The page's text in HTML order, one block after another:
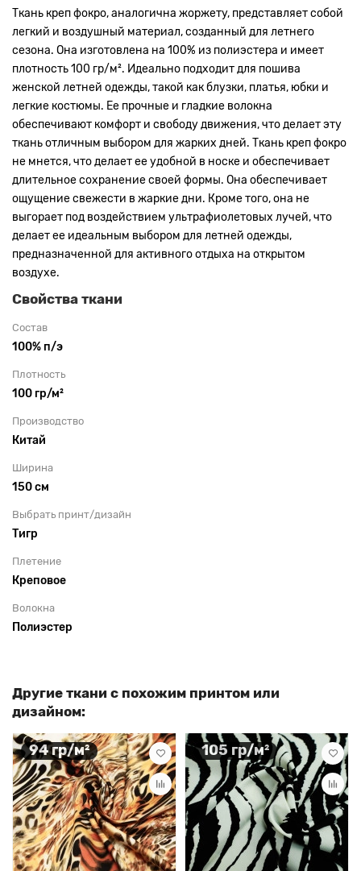
Ткань креп фокро, аналогична жоржету, представляет собой
легкий и воздушный материал, созданный для летнего
сезона. Она изготовлена на 100% из полиэстера и имеет
плотность 100 гр/м². Идеально подходит для пошива
женской летней одежды, такой как блузки, платья, юбки и
легкие костюмы. Ее прочные и гладкие волокна
обеспечивают комфорт и свободу движения, что делает эту
ткань отличным выбором для жарких дней. Ткань креп фокро
не мнется, что делает ее удобной в носке и обеспечивает
длительное сохранение своей формы. Она обеспечивает
ощущение свежести в жаркие дни. Кроме того, она не
выгорает под воздействием ультрафиолетовых лучей, что
делает ее идеальным выбором для летней одежды,
предназначенной для активного отдыха на открытом
воздухе.
Свойства ткани
Состав
100% п/э
Плотность
100 гр/м²
Производство
Китай
Ширина
150 см
Выбрать принт/дизайн
Тигр
Плетение
Креповое
Волокна
Полиэстер
Другие ткани с похожим принтом или
дизайном:
94 гр/м² 105 гр/м²